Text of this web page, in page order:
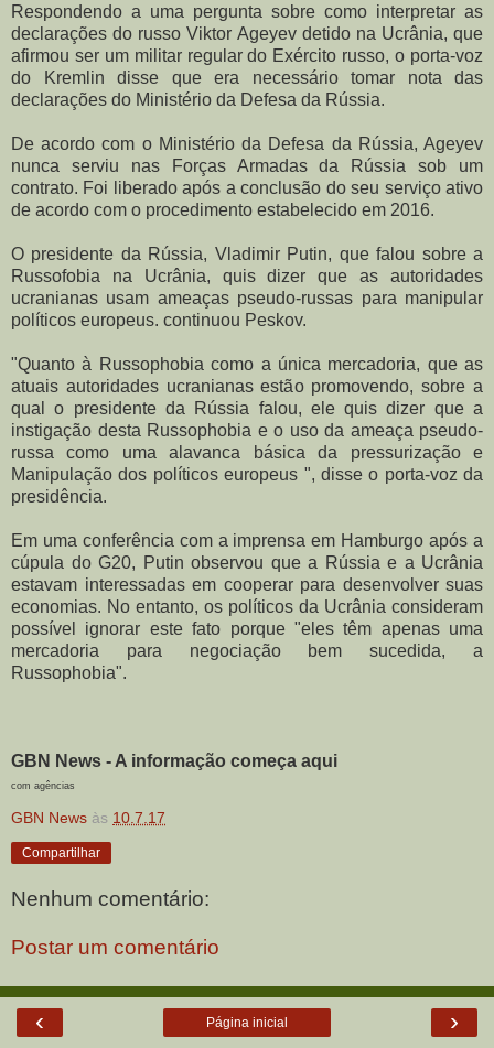
Respondendo a uma pergunta sobre como interpretar as
declarações do russo Viktor Ageyev detido na Ucrânia, que
afirmou ser um militar regular do Exército russo, o porta-voz
do Kremlin disse que era necessário tomar nota das
declarações do Ministério da Defesa da Rússia.
De acordo com o Ministério da Defesa da Rússia, Ageyev
nunca serviu nas Forças Armadas da Rússia sob um
contrato. Foi liberado após a conclusão do seu serviço ativo
de acordo com o procedimento estabelecido em 2016.
O presidente da Rússia, Vladimir Putin, que falou sobre a
Russofobia na Ucrânia, quis dizer que as autoridades
ucranianas usam ameaças pseudo-russas para manipular
políticos europeus. continuou Peskov.
"Quanto à Russophobia como a única mercadoria, que as
atuais autoridades ucranianas estão promovendo, sobre a
qual o presidente da Rússia falou, ele quis dizer que a
instigação desta Russophobia e o uso da ameaça pseudo-
russa como uma alavanca básica da pressurização e
Manipulação dos políticos europeus ", disse o porta-voz da
presidência.
Em uma conferência com a imprensa em Hamburgo após a
cúpula do G20, Putin observou que a Rússia e a Ucrânia
estavam interessadas em cooperar para desenvolver suas
economias. No entanto, os políticos da Ucrânia consideram
possível ignorar este fato porque "eles têm apenas uma
mercadoria para negociação bem sucedida, a
Russophobia".
GBN News - A informação começa aqui
com agências
GBN News às 10.7.17
Compartilhar
Nenhum comentário:
Postar um comentário
‹ ›
Página inicial